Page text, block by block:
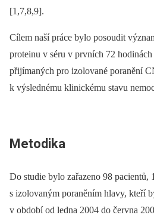
[1,7,8,9].
Cílem naší práce bylo posoudit
proteinu v séru v prvních 72
přijímaných pro izolované poranění
k výslednému klinickému stavu
Metodika
Do studie bylo zařazeno 98 pacientů,
s izolovaným poraněním hlavy, kteří
v období od ledna 2004 do června